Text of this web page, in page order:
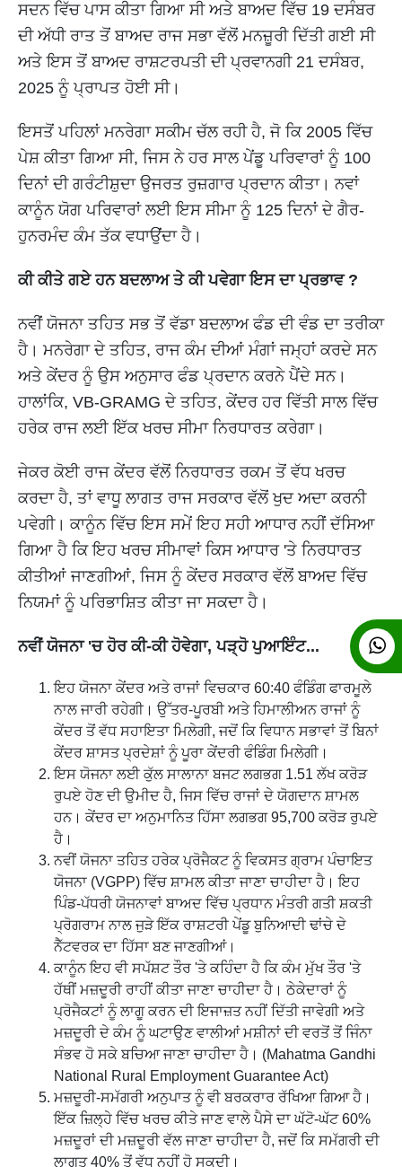
ਸਦਨ ਵਿੱਚ ਪਾਸ ਕੀਤਾ ਗਿਆ ਸੀ ਅਤੇ ਬਾਅਦ ਵਿੱਚ 19 ਦਸੰਬਰ
ਦੀ ਅੱਧੀ ਰਾਤ ਤੋਂ ਬਾਅਦ ਰਾਜ ਸਭਾ ਵੱਲੋਂ ਮਨਜ਼ੂਰੀ ਦਿੱਤੀ ਗਈ ਸੀ
ਅਤੇ ਇਸ ਤੋਂ ਬਾਅਦ ਰਾਸ਼ਟਰਪਤੀ ਦੀ ਪ੍ਰਵਾਨਗੀ 21 ਦਸੰਬਰ,
2025 ਨੂੰ ਪ੍ਰਾਪਤ ਹੋਈ ਸੀ।
ਇਸਤੋਂ ਪਹਿਲਾਂ ਮਨਰੇਗਾ ਸਕੀਮ ਚੱਲ ਰਹੀ ਹੈ, ਜੋ ਕਿ 2005 ਵਿੱਚ
ਪੇਸ਼ ਕੀਤਾ ਗਿਆ ਸੀ, ਜਿਸ ਨੇ ਹਰ ਸਾਲ ਪੇਂਡੂ ਪਰਿਵਾਰਾਂ ਨੂੰ 100
ਦਿਨਾਂ ਦੀ ਗਰੰਟੀਸ਼ੁਦਾ ਉਜਰਤ ਰੁਜ਼ਗਾਰ ਪ੍ਰਦਾਨ ਕੀਤਾ। ਨਵਾਂ
ਕਾਨੂੰਨ ਯੋਗ ਪਰਿਵਾਰਾਂ ਲਈ ਇਸ ਸੀਮਾ ਨੂੰ 125 ਦਿਨਾਂ ਦੇ ਗੈਰ-
ਹੁਨਰਮੰਦ ਕੰਮ ਤੱਕ ਵਧਾਉਂਦਾ ਹੈ।
ਕੀ ਕੀਤੇ ਗਏ ਹਨ ਬਦਲਾਅ ਤੇ ਕੀ ਪਵੇਗਾ ਇਸ ਦਾ ਪ੍ਰਭਾਵ ?
ਨਵੀਂ ਯੋਜਨਾ ਤਹਿਤ ਸਭ ਤੋਂ ਵੱਡਾ ਬਦਲਾਅ ਫੰਡ ਦੀ ਵੰਡ ਦਾ ਤਰੀਕਾ
ਹੈ। ਮਨਰੇਗਾ ਦੇ ਤਹਿਤ, ਰਾਜ ਕੰਮ ਦੀਆਂ ਮੰਗਾਂ ਜਮ੍ਹਾਂ ਕਰਦੇ ਸਨ
ਅਤੇ ਕੇਂਦਰ ਨੂੰ ਉਸ ਅਨੁਸਾਰ ਫੰਡ ਪ੍ਰਦਾਨ ਕਰਨੇ ਪੈਂਦੇ ਸਨ।
ਹਾਲਾਂਕਿ, VB-GRAMG ਦੇ ਤਹਿਤ, ਕੇਂਦਰ ਹਰ ਵਿੱਤੀ ਸਾਲ ਵਿੱਚ
ਹਰੇਕ ਰਾਜ ਲਈ ਇੱਕ ਖਰਚ ਸੀਮਾ ਨਿਰਧਾਰਤ ਕਰੇਗਾ।
ਜੇਕਰ ਕੋਈ ਰਾਜ ਕੇਂਦਰ ਵੱਲੋਂ ਨਿਰਧਾਰਤ ਰਕਮ ਤੋਂ ਵੱਧ ਖਰਚ
ਕਰਦਾ ਹੈ, ਤਾਂ ਵਾਧੂ ਲਾਗਤ ਰਾਜ ਸਰਕਾਰ ਵੱਲੋਂ ਖੁਦ ਅਦਾ ਕਰਨੀ
ਪਵੇਗੀ। ਕਾਨੂੰਨ ਵਿੱਚ ਇਸ ਸਮੇਂ ਇਹ ਸਹੀ ਆਧਾਰ ਨਹੀਂ ਦੱਸਿਆ
ਗਿਆ ਹੈ ਕਿ ਇਹ ਖਰਚ ਸੀਮਾਵਾਂ ਕਿਸ ਆਧਾਰ 'ਤੇ ਨਿਰਧਾਰਤ
ਕੀਤੀਆਂ ਜਾਣਗੀਆਂ, ਜਿਸ ਨੂੰ ਕੇਂਦਰ ਸਰਕਾਰ ਵੱਲੋਂ ਬਾਅਦ ਵਿੱਚ
ਨਿਯਮਾਂ ਨੂੰ ਪਰਿਭਾਸ਼ਿਤ ਕੀਤਾ ਜਾ ਸਕਦਾ ਹੈ।
ਨਵੀਂ ਯੋਜਨਾ 'ਚ ਹੋਰ ਕੀ-ਕੀ ਹੋਵੇਗਾ, ਪੜ੍ਹੋ ਪੁਆਇੰਟ...
ਇਹ ਯੋਜਨਾ ਕੇਂਦਰ ਅਤੇ ਰਾਜਾਂ ਵਿਚਕਾਰ 60:40 ਫੰਡਿੰਗ ਫਾਰਮੂਲੇ
ਨਾਲ ਜਾਰੀ ਰਹੇਗੀ। ਉੱਤਰ-ਪੂਰਬੀ ਅਤੇ ਹਿਮਾਲੀਅਨ ਰਾਜਾਂ ਨੂੰ
ਕੇਂਦਰ ਤੋਂ ਵੱਧ ਸਹਾਇਤਾ ਮਿਲੇਗੀ, ਜਦੋਂ ਕਿ ਵਿਧਾਨ ਸਭਾਵਾਂ ਤੋਂ ਬਿਨਾਂ
ਕੇਂਦਰ ਸ਼ਾਸਤ ਪ੍ਰਦੇਸ਼ਾਂ ਨੂੰ ਪੂਰਾ ਕੇਂਦਰੀ ਫੰਡਿੰਗ ਮਿਲੇਗੀ।
ਇਸ ਯੋਜਨਾ ਲਈ ਕੁੱਲ ਸਾਲਾਨਾ ਬਜਟ ਲਗਭਗ 1.51 ਲੱਖ ਕਰੋੜ
ਰੁਪਏ ਹੋਣ ਦੀ ਉਮੀਦ ਹੈ, ਜਿਸ ਵਿੱਚ ਰਾਜਾਂ ਦੇ ਯੋਗਦਾਨ ਸ਼ਾਮਲ
ਹਨ। ਕੇਂਦਰ ਦਾ ਅਨੁਮਾਨਿਤ ਹਿੱਸਾ ਲਗਭਗ 95,700 ਕਰੋੜ ਰੁਪਏ
ਹੈ।
ਨਵੀਂ ਯੋਜਨਾ ਤਹਿਤ ਹਰੇਕ ਪ੍ਰੋਜੈਕਟ ਨੂੰ ਵਿਕਸਤ ਗ੍ਰਾਮ ਪੰਚਾਇਤ
ਯੋਜਨਾ (VGPP) ਵਿੱਚ ਸ਼ਾਮਲ ਕੀਤਾ ਜਾਣਾ ਚਾਹੀਦਾ ਹੈ। ਇਹ
ਪਿੰਡ-ਪੱਧਰੀ ਯੋਜਨਾਵਾਂ ਬਾਅਦ ਵਿੱਚ ਪ੍ਰਧਾਨ ਮੰਤਰੀ ਗਤੀ ਸ਼ਕਤੀ
ਪ੍ਰੋਗਰਾਮ ਨਾਲ ਜੁੜੇ ਇੱਕ ਰਾਸ਼ਟਰੀ ਪੇਂਡੂ ਬੁਨਿਆਦੀ ਢਾਂਚੇ ਦੇ
ਨੈੱਟਵਰਕ ਦਾ ਹਿੱਸਾ ਬਣ ਜਾਣਗੀਆਂ।
ਕਾਨੂੰਨ ਇਹ ਵੀ ਸਪੱਸ਼ਟ ਤੌਰ 'ਤੇ ਕਹਿੰਦਾ ਹੈ ਕਿ ਕੰਮ ਮੁੱਖ ਤੌਰ 'ਤੇ
ਹੱਥੀਂ ਮਜ਼ਦੂਰੀ ਰਾਹੀਂ ਕੀਤਾ ਜਾਣਾ ਚਾਹੀਦਾ ਹੈ। ਠੇਕੇਦਾਰਾਂ ਨੂੰ
ਪ੍ਰੋਜੈਕਟਾਂ ਨੂੰ ਲਾਗੂ ਕਰਨ ਦੀ ਇਜਾਜ਼ਤ ਨਹੀਂ ਦਿੱਤੀ ਜਾਵੇਗੀ ਅਤੇ
ਮਜ਼ਦੂਰੀ ਦੇ ਕੰਮ ਨੂੰ ਘਟਾਉਣ ਵਾਲੀਆਂ ਮਸ਼ੀਨਾਂ ਦੀ ਵਰਤੋਂ ਤੋਂ ਜਿੰਨਾ
ਸੰਭਵ ਹੋ ਸਕੇ ਬਚਿਆ ਜਾਣਾ ਚਾਹੀਦਾ ਹੈ। (Mahatma Gandhi
National Rural Employment Guarantee Act)
ਮਜ਼ਦੂਰੀ-ਸਮੱਗਰੀ ਅਨੁਪਾਤ ਨੂੰ ਵੀ ਬਰਕਰਾਰ ਰੱਖਿਆ ਗਿਆ ਹੈ।
ਇੱਕ ਜ਼ਿਲ੍ਹੇ ਵਿੱਚ ਖਰਚ ਕੀਤੇ ਜਾਣ ਵਾਲੇ ਪੈਸੇ ਦਾ ਘੱਟੋ-ਘੱਟ 60%
ਮਜ਼ਦੂਰਾਂ ਦੀ ਮਜ਼ਦੂਰੀ ਵੱਲ ਜਾਣਾ ਚਾਹੀਦਾ ਹੈ, ਜਦੋਂ ਕਿ ਸਮੱਗਰੀ ਦੀ
ਲਾਗਤ 40% ਤੋਂ ਵੱਧ ਨਹੀਂ ਹੋ ਸਕਦੀ।